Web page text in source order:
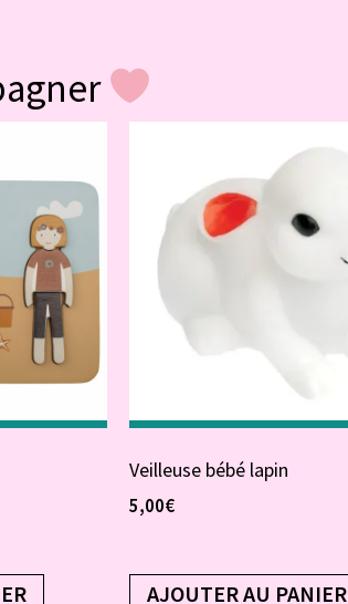
Veilleuse bébé lapin
5,00€
AJOUTER AU PANIER